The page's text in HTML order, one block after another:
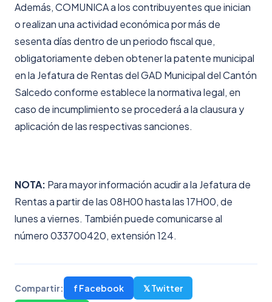
Además, COMUNICA a los contribuyentes que inician
o realizan una actividad económica por más de
sesenta días dentro de un periodo fiscal que,
obligatoriamente deben obtener la patente municipal
en la Jefatura de Rentas del GAD Municipal del Cantón
Salcedo conforme establece la normativa legal, en
caso de incumplimiento se procederá a la clausura y
aplicación de las respectivas sanciones.
NOTA: Para mayor información acudir a la Jefatura de
Rentas a partir de las 08H00 hasta las 17H00, de
lunes a viernes. También puede comunicarse al
número 033700420, extensión 124.
Compartir: f Facebook 𝕏 Twitter